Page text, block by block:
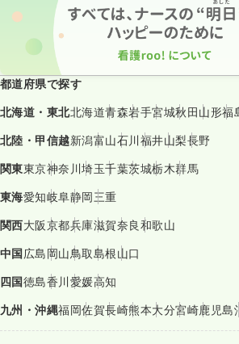
都道府県で探す
北海道・東北北海道青森岩手宮城秋田山形福
北陸・甲信越新潟富山石川福井山梨長野
関東東京神奈川埼玉千葉茨城栃木群馬
東海愛知岐阜静岡三重
関西大阪京都兵庫滋賀奈良和歌山
中国広島岡山鳥取島根山口
四国徳島香川愛媛高知
九州・沖縄福岡佐賀長崎熊本大分宮崎鹿児島